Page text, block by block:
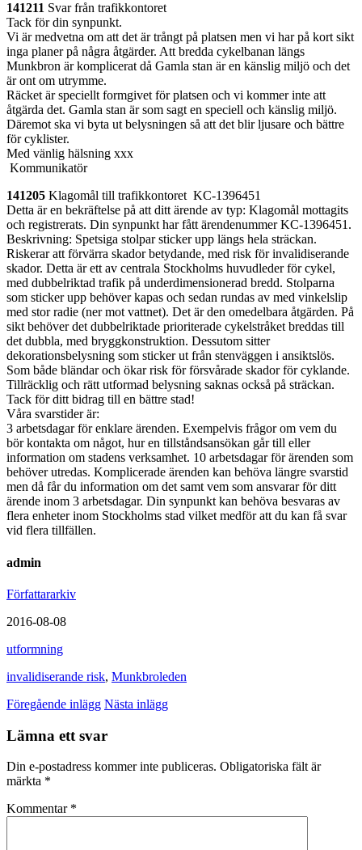
141211 Svar från trafikkontoret
Tack för din synpunkt.
Vi är medvetna om att det är trångt på platsen men vi har på kort sikt
inga planer på några åtgärder. Att bredda cykelbanan längs
Munkbron är komplicerat då Gamla stan är en känslig miljö och det
är ont om utrymme.
Räcket är speciellt formgivet för platsen och vi kommer inte att
åtgärda det. Gamla stan är som sagt en speciell och känslig miljö.
Däremot ska vi byta ut belysningen så att det blir ljusare och bättre
för cyklister.
Med vänlig hälsning xxx
Kommunikatör
141205 Klagomål till trafikkontoret KC-1396451
Detta är en bekräftelse på att ditt ärende av typ: Klagomål mottagits
och registrerats. Din synpunkt har fått ärendenummer KC-1396451.
Beskrivning: Spetsiga stolpar sticker upp längs hela sträckan.
Riskerar att förvärra skador betydande, med risk för invalidiserande
skador. Detta är ett av centrala Stockholms huvudleder för cykel,
med dubbelriktad trafik på underdimensionerad bredd. Stolparna
som sticker upp behöver kapas och sedan rundas av med vinkelslip
med stor radie (ner mot vattnet). Det är den omedelbara åtgärden. På
sikt behöver det dubbelriktade prioriterade cykelstråket breddas till
det dubbla, med bryggkonstruktion. Dessutom sitter
dekorationsbelysning som sticker ut från stenväggen i ansiktslös.
Som både bländar och ökar risk för försvårade skador för cyklande.
Tillräcklig och rätt utformad belysning saknas också på sträckan.
Tack för ditt bidrag till en bättre stad!
Våra svarstider är:
3 arbetsdagar för enklare ärenden. Exempelvis frågor om vem du
bör kontakta om något, hur en tillståndsansökan går till eller
information om stadens verksamhet. 10 arbetsdagar för ärenden som
behöver utredas. Komplicerade ärenden kan behöva längre svarstid
men då får du information om det samt vem som ansvarar för ditt
ärende inom 3 arbetsdagar. Din synpunkt kan behöva besvaras av
flera enheter inom Stockholms stad vilket medför att du kan få svar
vid flera tillfällen.
admin
Författararkiv
2016-08-08
utformning
invalidiserande risk, Munkbroleden
Föregående inlägg Nästa inlägg
Lämna ett svar
Din e-postadress kommer inte publiceras. Obligatoriska fält är
märkta *
Kommentar *